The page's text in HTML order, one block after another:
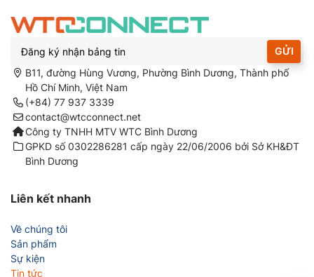
GỬI
B11, đường Hùng Vương, Phường Bình Dương, Thành phố
Hồ Chí Minh, Việt Nam
(+84) 77 937 3339
contact@wtcconnect.net
Công ty TNHH MTV WTC Bình Dương
GPKD số 0302286281 cấp ngày 22/06/2006 bởi Sở KH&ĐT
Bình Dương
Liên kết nhanh
Về chúng tôi
Sản phẩm
Sự kiện
Tin tức